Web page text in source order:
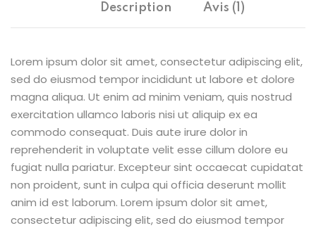
Description Avis (1)
Lorem ipsum dolor sit amet, consectetur adipiscing elit,
sed do eiusmod tempor incididunt ut labore et dolore
magna aliqua. Ut enim ad minim veniam, quis nostrud
exercitation ullamco laboris nisi ut aliquip ex ea
commodo consequat. Duis aute irure dolor in
reprehenderit in voluptate velit esse cillum dolore eu
fugiat nulla pariatur. Excepteur sint occaecat cupidatat
non proident, sunt in culpa qui officia deserunt mollit
anim id est laborum. Lorem ipsum dolor sit amet,
consectetur adipiscing elit, sed do eiusmod tempor